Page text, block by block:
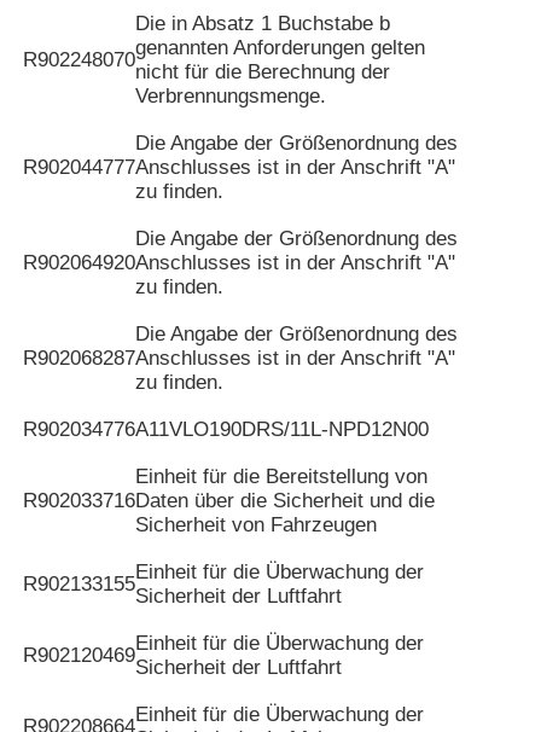
R902248070
Die in Absatz 1 Buchstabe b
genannten Anforderungen gelten
nicht für die Berechnung der
Verbrennungsmenge.
R902044777
Die Angabe der Größenordnung des
Anschlusses ist in der Anschrift "A"
zu finden.
R902064920
Die Angabe der Größenordnung des
Anschlusses ist in der Anschrift "A"
zu finden.
R902068287
Die Angabe der Größenordnung des
Anschlusses ist in der Anschrift "A"
zu finden.
R902034776A11VLO190DRS/11L-NPD12N00
R902033716
Einheit für die Bereitstellung von
Daten über die Sicherheit und die
Sicherheit von Fahrzeugen
R902133155
Einheit für die Überwachung der
Sicherheit der Luftfahrt
R902120469
Einheit für die Überwachung der
Sicherheit der Luftfahrt
R902208664
Einheit für die Überwachung der